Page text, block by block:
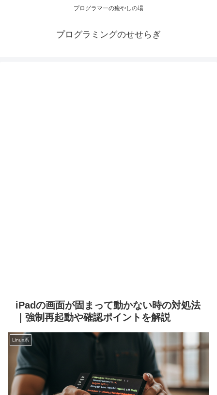
プログラマーの癒やしの場
プログラミングのせせらぎ
iPadの画面が固まって動かない時の対処法
｜強制再起動や確認ポイントを解説
Linux系